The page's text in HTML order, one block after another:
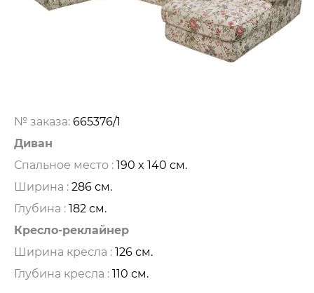
№ заказа: 665376/1
Диван
Спальное место : 190 x 140 см.
Ширина : 286 см.
Глубина : 182 см.
Кресло-реклайнер
Ширина кресла : 126 см.
Глубина кресла : 110 см.